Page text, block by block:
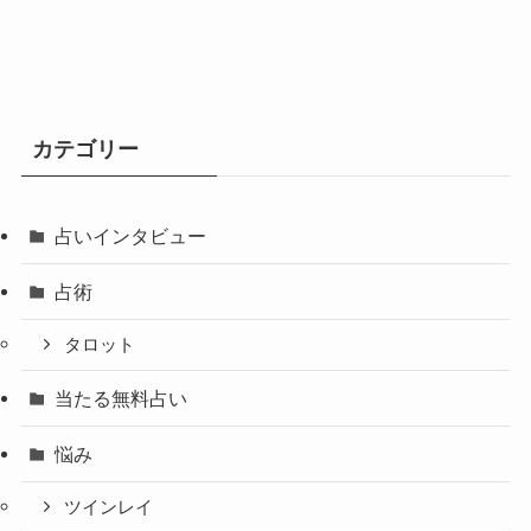
カテゴリー
占いインタビュー
占術
タロット
当たる無料占い
悩み
ツインレイ